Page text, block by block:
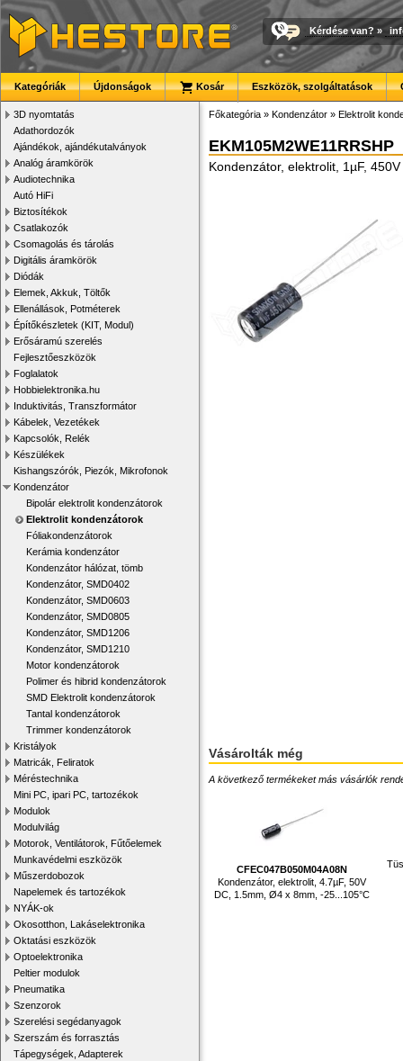
Kérdése van? »
Kategóriák Újdonságok Kosár Eszközök, szolgáltatások
3D nyomtatás
Adathordozók
Ajándékok, ajándékutalványok
Analóg áramkörök
Audiotechnika
Autó HiFi
Biztosítékok
Csatlakozók
Csomagolás és tárolás
Digitális áramkörök
Diódák
Elemek, Akkuk, Töltők
Ellenállások, Potméterek
Építőkészletek (KIT, Modul)
Erősáramú szerelés
Fejlesztőeszközök
Foglalatok
Hobbielektronika.hu
Induktivitás, Transzformátor
Kábelek, Vezetékek
Kapcsolók, Relék
Készülékek
Kishangszórók, Piezók, Mikrofonok
Kondenzátor
Bipolár elektrolit kondenzátorok
Elektrolit kondenzátorok
Fóliakondenzátorok
Kerámia kondenzátor
Kondenzátor hálózat, tömb
Kondenzátor, SMD0402
Kondenzátor, SMD0603
Kondenzátor, SMD0805
Kondenzátor, SMD1206
Kondenzátor, SMD1210
Motor kondenzátorok
Polimer és hibrid kondenzátorok
SMD Elektrolit kondenzátorok
Tantal kondenzátorok
Trimmer kondenzátorok
Kristályok
Matricák, Feliratok
Méréstechnika
Mini PC, ipari PC, tartozékok
Modulok
Modulvilág
Motorok, Ventilátorok, Fűtőelemek
Munkavédelmi eszközök
Műszerdobozok
Napelemek és tartozékok
NYÁK-ok
Okosotthon, Lakáselektronika
Oktatási eszközök
Optoelektronika
Peltier modulok
Pneumatika
Szenzorok
Szerelési segédanyagok
Szerszám és forrasztás
Tápegységek, Adapterek
Főkategória » Kondenzátor » Elektrolit
EKM105M2WE11RRSHP
Kondenzátor, elektrolit, 1µF,
Vásárolták még
A következő termékeket más vásárlók
CFEC047B050M04A08N
Kondenzátor, elektrolit, 4.7µF, 50V
DC, 1.5mm, Ø4 x 8mm, -25...105°C